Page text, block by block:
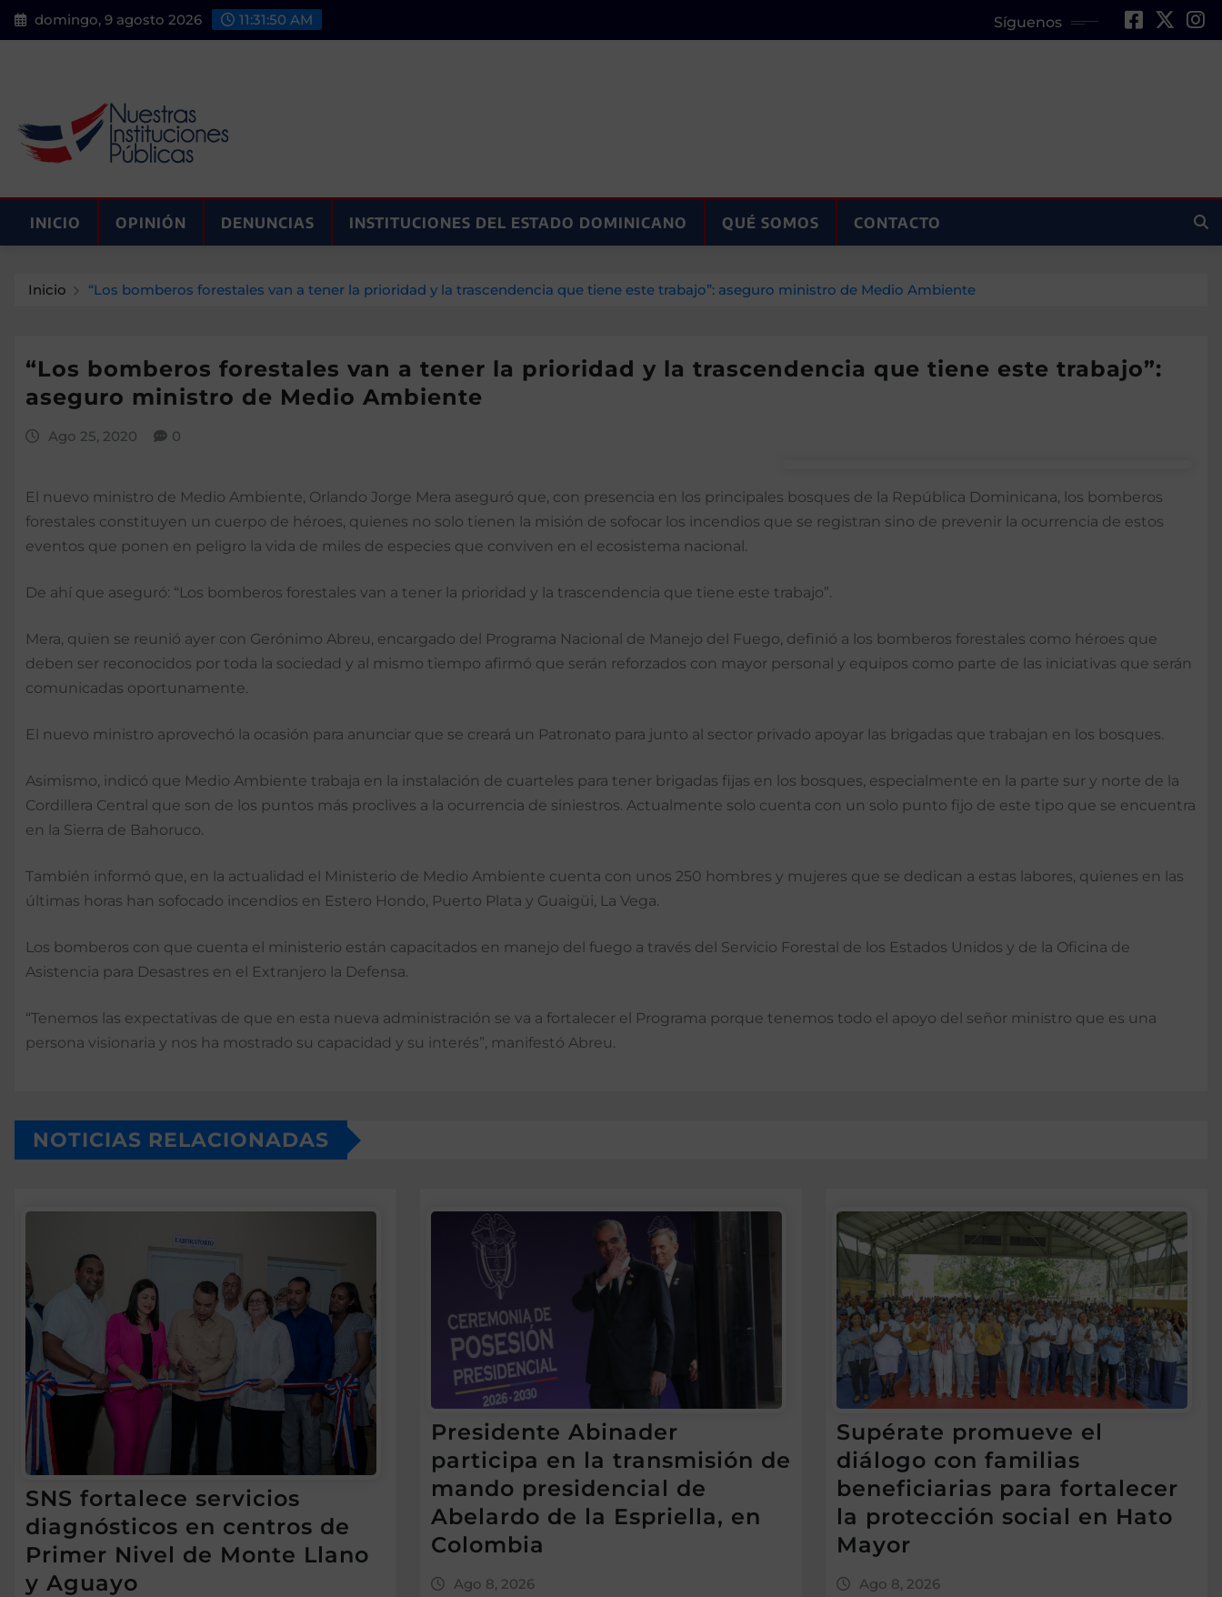
Saltar
al
domingo, 9 agosto 2026 11:31:51 AM Síguenos
INICIO OPINIÓN DENUNCIAS INSTITUCIONES DEL ESTADO DOMINICANO QUÉ SOMOS CONTACTO
Inicio “Los bomberos forestales van a tener la prioridad y la trascendencia que tiene este trabajo”: aseguro ministro de Medio Ambiente
“Los bomberos forestales van a tener la prioridad y la trascendencia que tiene este trabajo”:
aseguro ministro de Medio Ambiente
Ago 25, 2020 0
El nuevo ministro de Medio Ambiente, Orlando Jorge Mera aseguró que, con presencia en los principales bosques de la República Dominicana, los bomberos
forestales constituyen un cuerpo de héroes, quienes no solo tienen la misión de sofocar los incendios que se registran sino de prevenir la ocurrencia de estos
eventos que ponen en peligro la vida de miles de especies que conviven en el ecosistema nacional.
De ahí que aseguró: “Los bomberos forestales van a tener la prioridad y la trascendencia que tiene este trabajo”.
Mera, quien se reunió ayer con Gerónimo Abreu, encargado del Programa Nacional de Manejo del Fuego, definió a los bomberos forestales como héroes que
deben ser reconocidos por toda la sociedad y al mismo tiempo afirmó que serán reforzados con mayor personal y equipos como parte de las iniciativas que serán
comunicadas oportunamente.
El nuevo ministro aprovechó la ocasión para anunciar que se creará un Patronato para junto al sector privado apoyar las brigadas que trabajan en los bosques.
Asimismo, indicó que Medio Ambiente trabaja en la instalación de cuarteles para tener brigadas fijas en los bosques, especialmente en la parte sur y norte de la
Cordillera Central que son de los puntos más proclives a la ocurrencia de siniestros. Actualmente solo cuenta con un solo punto fijo de este tipo que se encuentra
en la Sierra de Bahoruco.
También informó que, en la actualidad el Ministerio de Medio Ambiente cuenta con unos 250 hombres y mujeres que se dedican a estas labores, quienes en las
últimas horas han sofocado incendios en Estero Hondo, Puerto Plata y Guaigüi, La Vega.
Los bomberos con que cuenta el ministerio están capacitados en manejo del fuego a través del Servicio Forestal de los Estados Unidos y de la Oficina de
Asistencia para Desastres en el Extranjero la Defensa.
“Tenemos las expectativas de que en esta nueva administración se va a fortalecer el Programa porque tenemos todo el apoyo del señor ministro que es una
persona visionaria y nos ha mostrado su capacidad y su interés”, manifestó Abreu.
NOTICIAS RELACIONADAS
SNS fortalece servicios
diagnósticos en centros de
Primer Nivel de Monte Llano
y Aguayo
Presidente Abinader
participa en la transmisión de
mando presidencial de
Abelardo de la Espriella, en
Colombia
Ago 8, 2026
Supérate promueve el
diálogo con familias
beneficiarias para fortalecer
la protección social en Hato
Mayor
Ago 8, 2026